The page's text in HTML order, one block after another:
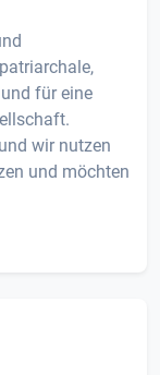
für eine
wir nutzen
und möchten